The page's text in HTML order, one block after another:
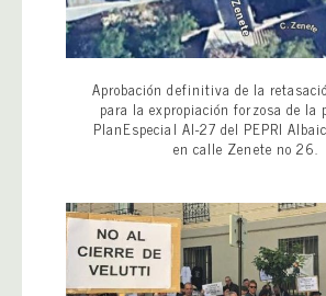
Aprobación definitiva de la
para la expropiación forzosa de la
PlanEspecial AI-27 del PEPRI
en calle Zenete no 26.